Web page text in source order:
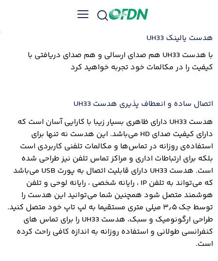
هدست یالینک UH33
با هدست UH33 هم صدای ارسالی و هم صدای دریافتی با
کیفیت را در مکالمات خود تجربه خواهید کرد
اتصال ساده و انعطاف پذیری هدست UH33
هدست UH33 دارای ظاهری بسیار زیبا با کارایی آسان است که
دارای کیفیت صدای HD می‌باشد. این هدست نه تنها برای
استفاده‌ی روزانه در تماس‌ها و مکالمات تلفنی کاربردی است
بلکه برای ارتباطات اداری و مراکز تماس تلفن نیز طراحی شده
است. هدست UH33 دارای قابلیت اتصال به پورت USB می‌باشد
که می‌تواند به تلفن IP ، رایانه شخصی ، رایانه لوحی و تلفن
هوشمند متصل شود همچنین شما می‌توانید این هدست را
توسط جک ۳٫۵ میلی متری مستقیما به لپ تاپ خود متصل کنید.
طراحی ارگونومیک و سبک، هدست UH33 را برای تماس های
کنفرانسی طولانی و استفاده روزانه به اندازه کافی راحت کرده
است.